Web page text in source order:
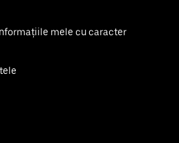
mele cu caracter